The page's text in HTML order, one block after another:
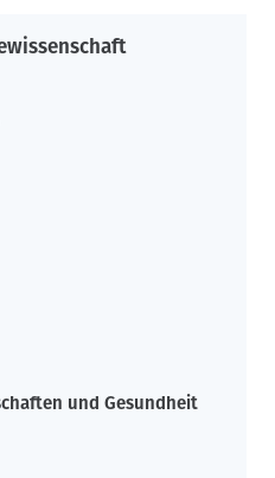
und Gesundheit